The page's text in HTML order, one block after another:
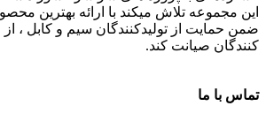
این مجموعه تلاش میکند با ارائه بهترین
ضمن حمایت از تولیدکنندگان سیم و کابل ،
کنندگان صیانت کند.
تماس با ما